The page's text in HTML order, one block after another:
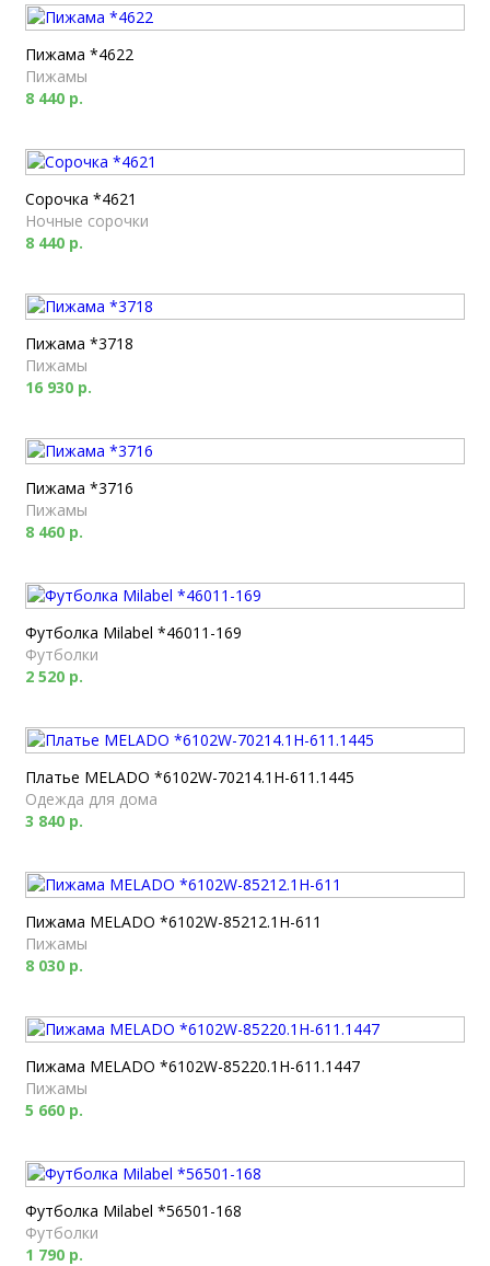
Пижама *4622
Пижамы
8 440 р.
Сорочка *4621
Ночные сорочки
8 440 р.
Пижама *3718
Пижамы
16 930 р.
Пижама *3716
Пижамы
8 460 р.
Футболка Milabel *46011-169
Футболки
2 520 р.
Платье MELADO *6102W-70214.1H-611.1445
Одежда для дома
3 840 р.
Пижама MELADO *6102W-85212.1H-611
Пижамы
8 030 р.
Пижама MELADO *6102W-85220.1H-611.1447
Пижамы
5 660 р.
Футболка Milabel *56501-168
Футболки
1 790 р.